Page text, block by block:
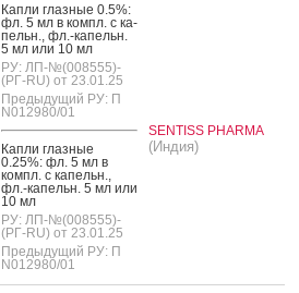
Кап­ли глаз­ные 0.5%:
фл. 5 мл в компл. с ка­
пельн., фл.-ка­пельн.
5 мл или 10 мл
РУ: ЛП-№(008555)-
(РГ-RU) от 23.01.25
Предыдущий РУ: П
N012980/01
Кап­ли глаз­ные
0.25%: фл. 5 мл в
компл. с ка­пельн.,
фл.-ка­пельн. 5 мл или
10 мл
РУ: ЛП-№(008555)-
(РГ-RU) от 23.01.25
Предыдущий РУ: П
N012980/01
SENTISS PHARMA
(Индия)